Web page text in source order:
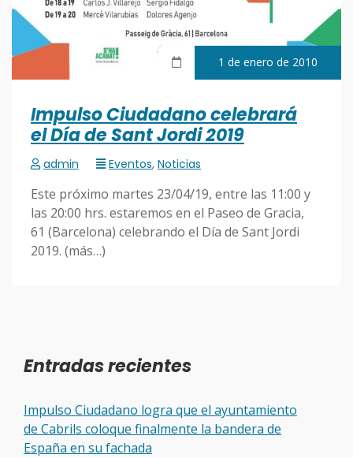
1 de enero de 2010
Impulso Ciudadano celebrará
el Día de Sant Jordi 2019
admin Eventos, Noticias
Este próximo martes 23/04/19, entre las 11:00 y
las 20:00 hrs. estaremos en el Paseo de Gracia,
61 (Barcelona) celebrando el Día de Sant Jordi
2019. (más…)
Entradas recientes
Impulso Ciudadano logra que el ayuntamiento
de Cabrils coloque finalmente la bandera de
España en su fachada